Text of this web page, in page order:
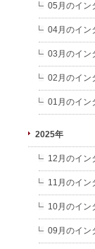
05月のイン
04月のイン
03月のイン
02月のイン
01月のイン
2025年
12月のイン
11月のイン
10月のイン
09月のイン